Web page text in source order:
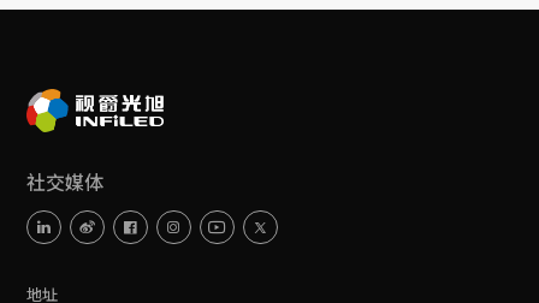
社交媒体
地址